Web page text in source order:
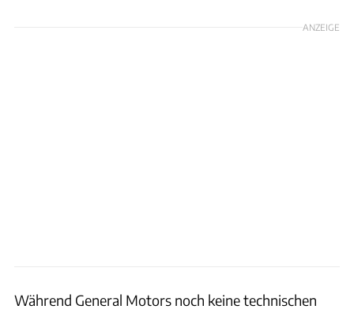
ANZEIGE
Während General Motors noch keine technischen